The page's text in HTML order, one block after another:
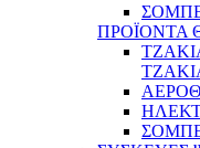
ΠΡΟΪΟΝΤΑ